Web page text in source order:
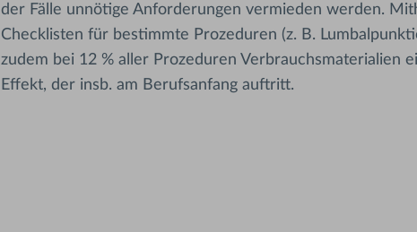
der Fälle unnötige Anforderungen vermieden werden.
Checklisten für bestimmte Prozeduren (z. B.
zudem bei 12 % aller Prozeduren Verbrauchsmaterialien
Effekt, der insb. am Berufsanfang auftritt.